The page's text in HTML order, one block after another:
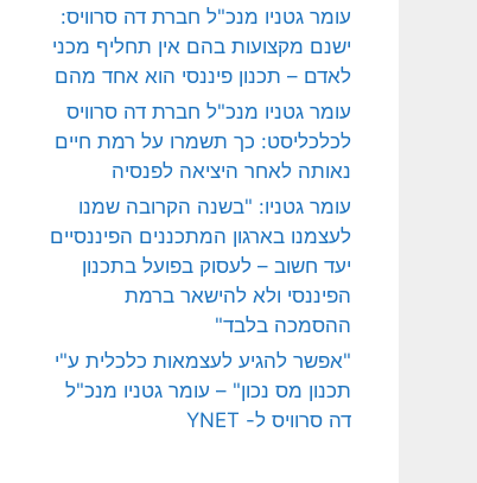
עומר גטניו מנכ"ל חברת דה סרוויס:
ישנם מקצועות בהם אין תחליף מכני
לאדם – תכנון פיננסי הוא אחד מהם
עומר גטניו מנכ"ל חברת דה סרוויס
לכלכליסט: כך תשמרו על רמת חיים
נאותה לאחר היציאה לפנסיה
עומר גטניו: "בשנה הקרובה שמנו
לעצמנו בארגון המתכננים הפיננסיים
יעד חשוב – לעסוק בפועל בתכנון
הפיננסי ולא להישאר ברמת
ההסמכה בלבד"
"אפשר להגיע לעצמאות כלכלית ע"י
תכנון מס נכון" – עומר גטניו מנכ"ל
דה סרוויס ל- YNET